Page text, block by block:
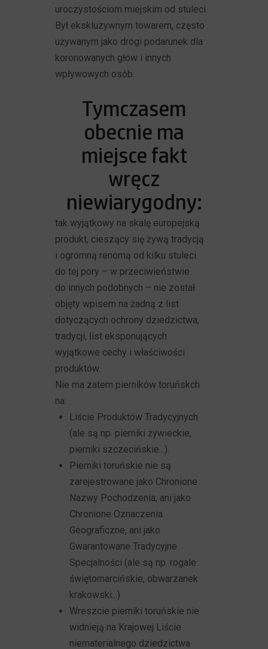
uroczystościom miejskim od stuleci.
Był ekskluzywnym towarem, często
używanym jako drogi podarunek dla
koronowanych głów i innych
wpływowych osób.
Tymczasem
obecnie ma
miejsce fakt
wręcz
niewiarygodny:
tak wyjątkowy na skalę europejską
produkt, cieszący się żywą tradycją
i ogromną renomą od kilku stuleci
do tej pory – w przeciwieństwie
do innych podobnych – nie został
objęty wpisem na żadną z list
dotyczących ochrony dziedzictwa,
tradycji, list eksponujących
wyjątkowe cechy i właściwości
produktów.
Nie ma zatem pierników toruńskch
na:
Liście Produktów Tradycyjnych
(ale są np. pierniki żywieckie,
pierniki szczecińskie...).
Pierniki toruńskie nie są
zarejestrowane jako Chronione
Nazwy Pochodzenia, ani jako
Chronione Oznaczenia
Geograficzne, ani jako
Gwarantowane Tradycyjne
Specjalności (ale są np. rogale
świętomarcińskie, obwarzanek
krakowski...)
Wreszcie pierniki toruńskie nie
widnieją na Krajowej Liście
niematerialnego dziedzictwa